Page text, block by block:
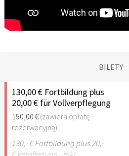
BILETY
130,00 € Fortbildung plus
20,00 € für Vollverpflegung
150,00 €(zawiera opłatę
rezerwacyjną)
130,- € Fortbildung plus 20,-
€ Verpflegung - inkl.